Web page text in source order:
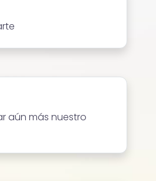
aún más nuestro